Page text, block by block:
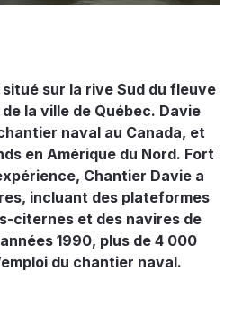
sur la rive Sud du fleuve
la ville de Québec. Davie
naval au Canada, et
en Amérique du Nord. Fort
Chantier Davie a
incluant des plateformes
citernes et des navires de
1990, plus de 4 000
du chantier naval.